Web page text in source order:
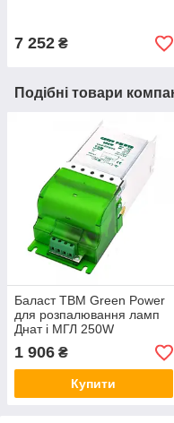
7 252 ₴
Подібні товари
Баласт TBM Green Power
для розпалювання ламп
Днат і МГЛ 250W
1 906 ₴
Купити